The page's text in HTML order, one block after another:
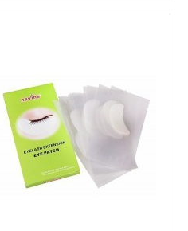
рекомендую
Очень нравятся пигменты
Алины Шаховой. Хорошо
укладываются, остаток 80%
Светлана
22 сентября